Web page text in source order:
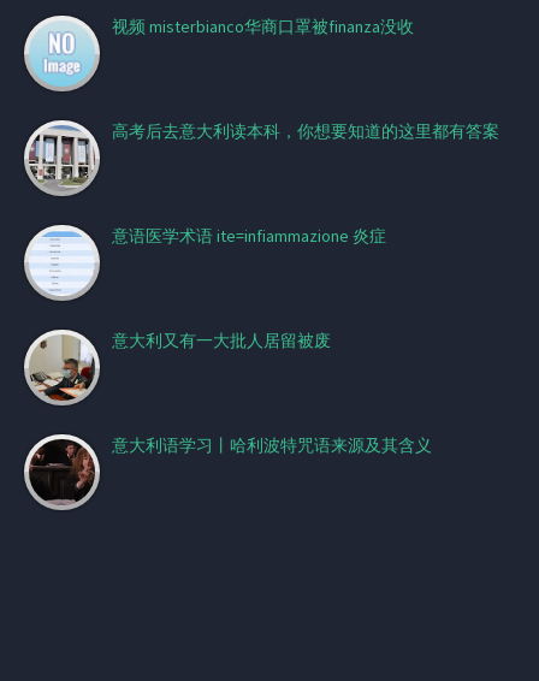
视频 misterbianco华商口罩被finanza没收
高考后去意大利读本科，你想要知道的这里都有答案
意语医学术语 ite=infiammazione 炎症
意大利又有一大批人居留被废
意大利语学习丨哈利波特咒语来源及其含义